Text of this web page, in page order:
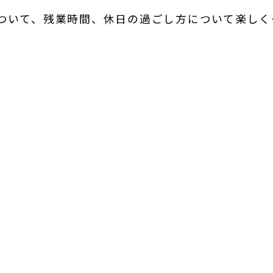
て、残業時間、休日の過ごし方について楽し